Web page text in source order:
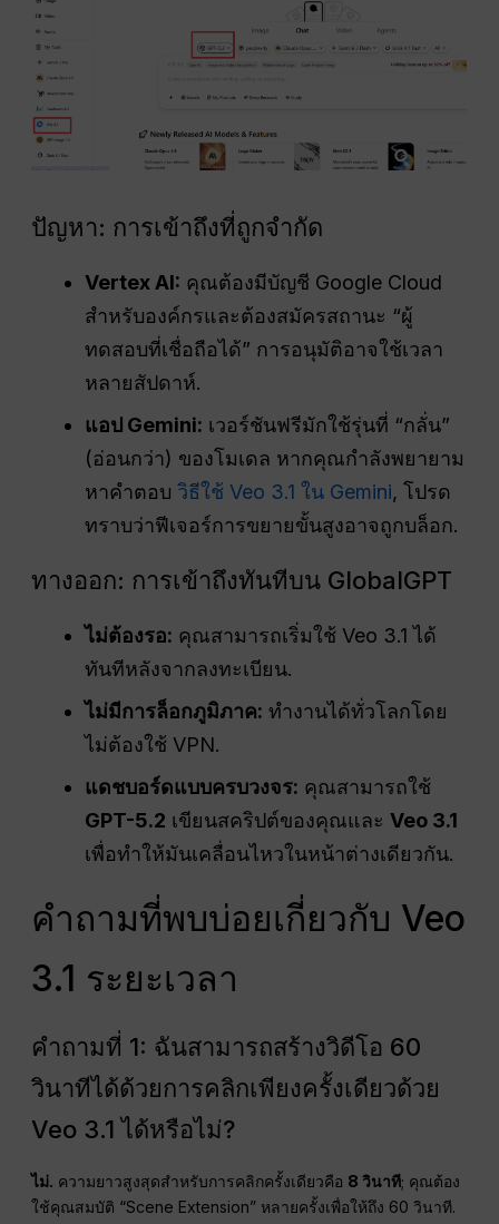
ปัญหา: การเข้าถึงที่ถูกจำกัด
Vertex AI: คุณต้องมีบัญชี Google Cloud
สำหรับองค์กรและต้องสมัครสถานะ “ผู้
ทดสอบที่เชื่อถือได้” การอนุมัติอาจใช้เวลา
หลายสัปดาห์.
แอป Gemini: เวอร์ชันฟรีมักใช้รุ่นที่ “กลั่น”
(อ่อนกว่า) ของโมเดล หากคุณกำลังพยายาม
หาคำตอบวิธีใช้ Veo 3.1 ใน Gemini, โปรด
ทราบว่าฟีเจอร์การขยายขั้นสูงอาจถูกบล็อก.
ทางออก: การเข้าถึงทันทีบน GlobalGPT
ไม่ต้องรอ: คุณสามารถเริ่มใช้ Veo 3.1 ได้
ทันทีหลังจากลงทะเบียน.
ไม่มีการล็อกภูมิภาค: ทำงานได้ทั่วโลกโดย
ไม่ต้องใช้ VPN.
แดชบอร์ดแบบครบวงจร: คุณสามารถใช้
GPT-5.2 เขียนสคริปต์ของคุณและVeo 3.1
เพื่อทำให้มันเคลื่อนไหวในหน้าต่างเดียวกัน.
คำถามที่พบบ่อยเกี่ยวกับ Veo
3.1 ระยะเวลา
คำถามที่ 1: ฉันสามารถสร้างวิดีโอ 60
วินาทีได้ด้วยการคลิกเพียงครั้งเดียวด้วย
Veo 3.1 ได้หรือไม่?
ไม่. ความยาวสูงสุดสำหรับการคลิกครั้งเดียวคือ 8 วินาที; คุณต้อง
ใช้คุณสมบัติ “Scene Extension” หลายครั้งเพื่อให้ถึง 60 วินาที.